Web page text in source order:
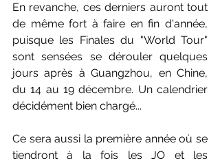
En revanche, ces derniers auront tout
de même fort à faire en fin d'année,
puisque les Finales du "World Tour"
sont sensées se dérouler quelques
jours après à Guangzhou, en Chine,
du 14 au 19 décembre. Un calendrier
décidément bien chargé...
Ce sera aussi la première année où se
tiendront à la fois les JO et les